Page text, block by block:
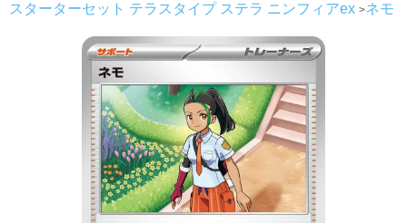
スターターセット テラスタイプ ステラ ニンフィアex
ネモ